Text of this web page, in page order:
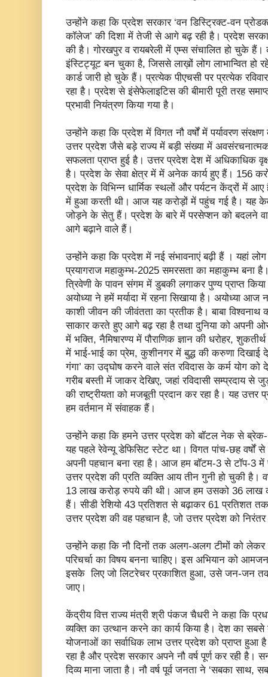
उन्होंने कहा कि प्रदेश सरकार ‘वन डिस्ट्रिक्ट-वन
कॉलेज’ की दिशा में तेजी से आगे बढ़ रही है। प्रदेश
की है। गोरखपुर व रायबरेली में एम्स संचालित हो चुके हैं।
इंस्टिट्यूट बन चुका है, जिससे लाख़ों लोग लाभान्वित
कार्ड जारी हो चुके हैं। प्रत्येक पीएचसी पर प्रत्येक
रहा है। प्रदेश से इंसेफेलाइटिस की बीमारी पूरी तरह
प्रभावी नियंत्रण किया गया है।
उन्होंने कहा कि प्रदेश में विगत नौ वर्षों में पर्यावरण
उत्तर प्रदेश जैसे बड़े राज्य में बड़ी संख्या में
सफलता प्राप्त हुई है। उत्तर प्रदेश देश में अधिकाधिक
है। प्रदेश के सेवा क्षेत्र में में अनेक कार्य हुए हैं। 156
प्रदेश के विभिन्न धार्मिक स्थलों और पर्यटन केंद्रों में
में हुआ करती थी। आज यह करोड़ों में पहुंच गई है। यह
जोड़ने के सेतु हैं। प्रदेश के बारे में परसेप्शन को बदलने
आगे बढ़ाने वाले हैं।
उन्होंने कहा कि प्रदेश में नई संभावनाएं बढ़ी हैं । यहां
प्रयागराज महाकुम्भ-2025 समरसता का महाकुम्भ बना है।
त्रिवेणी के पावन संगम में डुबकी लगाकर पुण्य प्राप्त
अयोध्या ने हमें मर्यादा में रहना सिखाया है। अयोध्या
काशी जीवन की जीवंतता का प्रतीक है। बाबा
साकार करते हुए आगे बढ़ रहा है तथा दुनिया को अपनी
में भक्ति, नैमिषारण्य में पौराणिक ज्ञान की धरोहर,
में भाई-भाई का प्रेम, कुशीनगर में बुद्ध की करुणा दिखाई
गंगा’ का उद्घोष करने वाले संत रविदास के कर्म योग
गरीब बस्ती में जाकर देखिए, जहां रविदासी सम्प्रदाय से
की राष्ट्रीयता को मजबूती प्रदान कर रहा है। यह
हम वर्तमान में संवाहक हैं।
उन्होंने कहा कि हमने उत्तर प्रदेश को बॉटल नेक से
यह पहले रेवेन्यू डेफिसिट स्टेट था। विगत पांच-छह वर्षों
अपनी पहचान बना रहा है। आज हम बॉटम-3 से टॉप-3 में
उत्तर प्रदेश की प्रति व्यक्ति आय तीन गुनी हो चुकी है।
13 लाख करोड़ रुपये की थी। आज हम उसको 36 लाख
हैं। सीडी रेशियो 43 प्रतिशत से बढ़ाकर 61 प्रतिशत
उत्तर प्रदेश की वह पहचान है, जो उत्तर प्रदेश को
उन्होंने कहा कि नौ दिनों तक अलग-अलग टीमों को लेकर
परिचर्चा का विषय बनना चाहिए। इस अभियान को
इसके लिए जो लिटरेचर प्रकाशित हुआ, उसे जन-जन तक
जाए।
केंद्रीय वित्त राज्य मंत्री श्री पंकज चैधरी ने कहा कि
व्यक्ति का उत्थान करने का कार्य किया है। देश का
योजनाओं का सर्वाधिक लाभ उत्तर प्रदेश को प्राप्त हुआ
रहा है और प्रदेश सरकार अपने नौ वर्ष पूर्ण कर रही है।
दिव्य माना जाता है। नौ वर्ष पूर्व जनता ने ‘सबका साथ,